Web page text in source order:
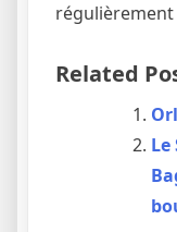
Related